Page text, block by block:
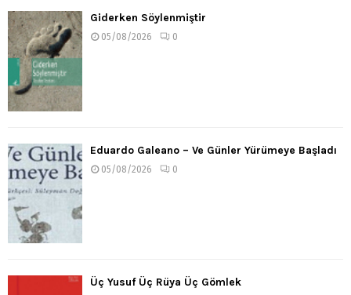
Giderken Söylenmiştir
05/08/2026 0
Eduardo Galeano – Ve Günler Yürümeye Başladı
05/08/2026 0
Üç Yusuf Üç Rüya Üç Gömlek